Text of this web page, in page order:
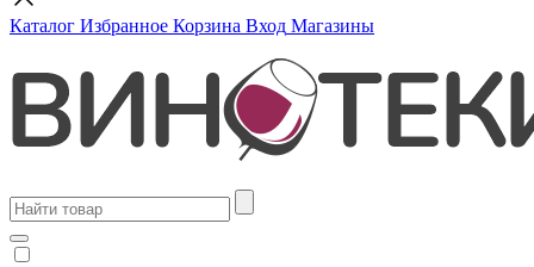
Каталог Избранное Корзина Вход Магазины